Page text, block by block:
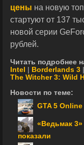
цены на новую
стартуют от 137
новой серии
рублей.
Читать подробнее
Intel
Borderlands 3
The Witcher 3: Wild
Новости по теме:
GTA 5
«Ведьмак
показали